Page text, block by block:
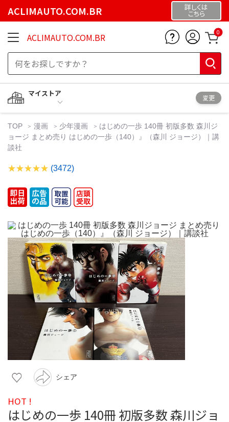
ACLIMAUTO.COM.BR 詳しくは
こちら
ACLIMAUTO.COM.BR 0
マイストア
変更
TOP 漫画 少年漫画
はじめの一歩 140冊 初版多数 森川ジ
ョージ まとめ売り はじめの一歩（140）』（森川 ジョージ）｜講
談社
(3472)
シェア
HOT !
はじめの一歩 140冊 初版多数 森川ジョ